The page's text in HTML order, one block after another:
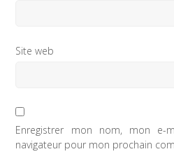
Site web
Enregistrer mon nom, mon
navigateur pour mon prochain